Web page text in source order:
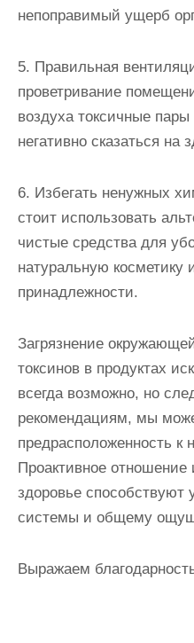
непоправимый ущерб
5. Правильная
проветривание
воздуха токсичные
негативно сказаться на
6. Избегать ненужных
стоит использовать
чистые средства для
натуральную косметику
принадлежности.
Загрязнение
токсинов в продуктах
всегда возможно, но
рекомендациям, мы
предрасположенность к
Проактивное отношение
здоровье
системы и общему
Выражаем